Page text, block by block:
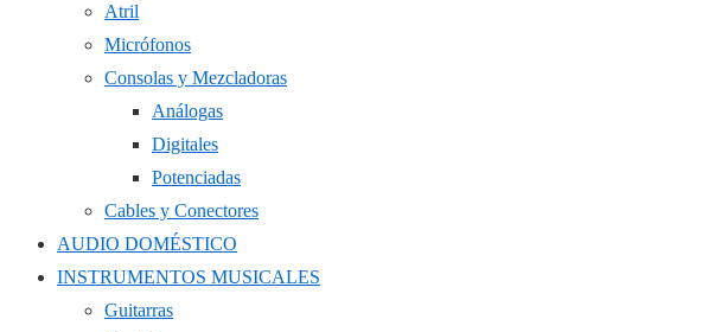
Atril
Micrófonos
Consolas y Mezcladoras
Análogas
Digitales
Potenciadas
Cables y Conectores
AUDIO DOMÉSTICO
INSTRUMENTOS MUSICALES
Guitarras